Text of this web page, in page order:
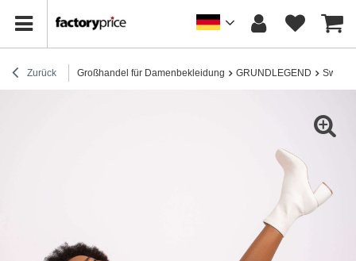
Zurück Großhandel für Damenbekleidung GRUNDLEGEND